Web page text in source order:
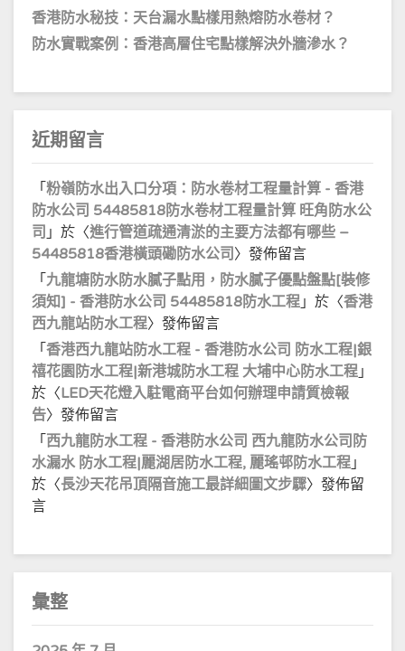
香港防水秘技：天台漏水點樣用熱熔防水卷材？
防水實戰案例：香港高層住宅點樣解決外牆滲水？
近期留言
「 粉嶺防水出入口分項：防水卷材工程量計算 - 香港
防水公司 54485818防水卷材工程量計算 旺角防水公
司 」於〈進行管道疏通清淤的主要方法都有哪些 –
54485818香港橫頭磡防水公司 〉發佈留言
「 九龍塘防水防水膩子點用，防水膩子優點盤點[裝修
須知] - 香港防水公司 54485818防水工程 」於〈香港
西九龍站防水工程〉發佈留言
「 香港西九龍站防水工程 - 香港防水公司 防水工程|銀
禧花園防水工程|新港城防水工程 大埔中心防水工程 」
於〈LED天花燈入駐電商平台如何辦理申請質檢報
告〉發佈留言
「 西九龍防水工程 - 香港防水公司 西九龍防水公司防
水漏水 防水工程|麗湖居防水工程, 麗瑤邨防水工程 」
於〈長沙天花吊頂隔音施工最詳細圖文步驟〉發佈留
言
彙整